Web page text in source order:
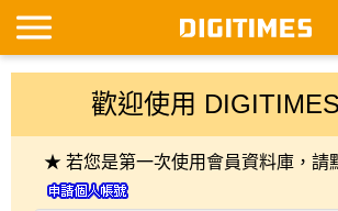
歡迎使用
★ 若您是第一次使用會員資料庫，請